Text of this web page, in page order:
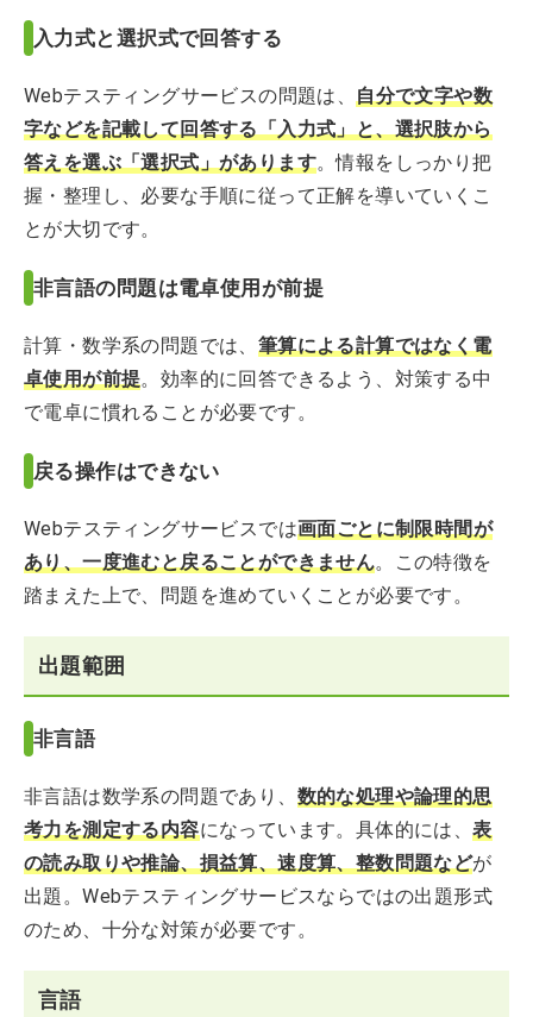
入力式と選択式で回答する
Webテスティングサービスの問題は、自分で文字や数
字などを記載して回答する「入力式」と、選択肢から
答えを選ぶ「選択式」があります。情報をしっかり把
握・整理し、必要な手順に従って正解を導いていくこ
とが大切です。
非言語の問題は電卓使用が前提
計算・数学系の問題では、 筆算による計算ではなく電
卓使用が前提。効率的に回答できるよう、対策する中
で電卓に慣れることが必要です。
戻る操作はできない
Webテスティングサービスでは画面ごとに制限時間が
あり、一度進むと戻ることができません。この特徴を
踏まえた上で、問題を進めていくことが必要です。
出題範囲
非言語
非言語は数学系の問題であり、 数的な処理や論理的思
考力を測定する内容になっています。具体的には、表
の読み取りや推論、損益算、速度算、整数問題などが
出題。Webテスティングサービスならではの出題形式
のため、十分な対策が必要です。
言語